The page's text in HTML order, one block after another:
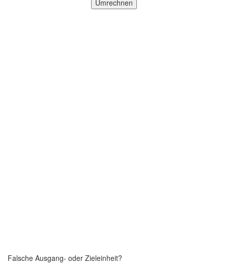
Falsche Ausgang- oder Zieleinheit?